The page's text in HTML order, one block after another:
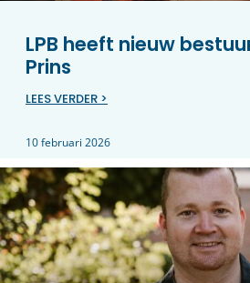
LPB heeft nieuw
Prins
LEES VERDER >
10 februari 2026